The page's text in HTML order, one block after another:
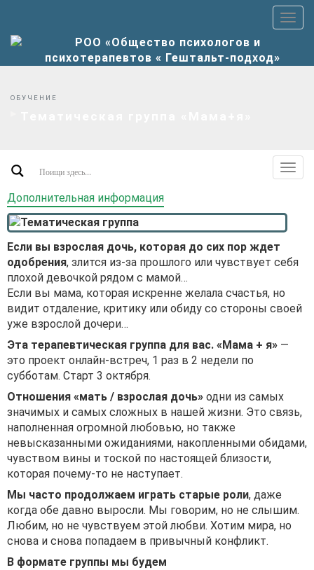
ОБУЧЕНИЕ
Дополнительная информация
Если вы взрослая дочь, которая до сих пор ждет
одобрения, злится из-за прошлого или чувствует себя
плохой девочкой рядом с мамой…
Если вы мама, которая искренне желала счастья, но
видит отдаление, критику или обиду со стороны своей
уже взрослой дочери…
Эта терапевтическая группа для вас. «Мама + я» —
это проект онлайн-встреч, 1 раз в 2 недели по
субботам. Старт 3 октября.
Отношения «мать / взрослая дочь» одни из самых
значимых и самых сложных в нашей жизни. Это связь,
наполненная огромной любовью, но также
невысказанными ожиданиями, накопленными обидами,
чувством вины и тоской по настоящей близости,
которая почему-то не наступает.
Мы часто продолжаем играть старые роли, даже
когда обе давно выросли. Мы говорим, но не слышим.
Любим, но не чувствуем этой любви. Хотим мира, но
снова и снова попадаем в привычный конфликт.
В формате группы мы будем